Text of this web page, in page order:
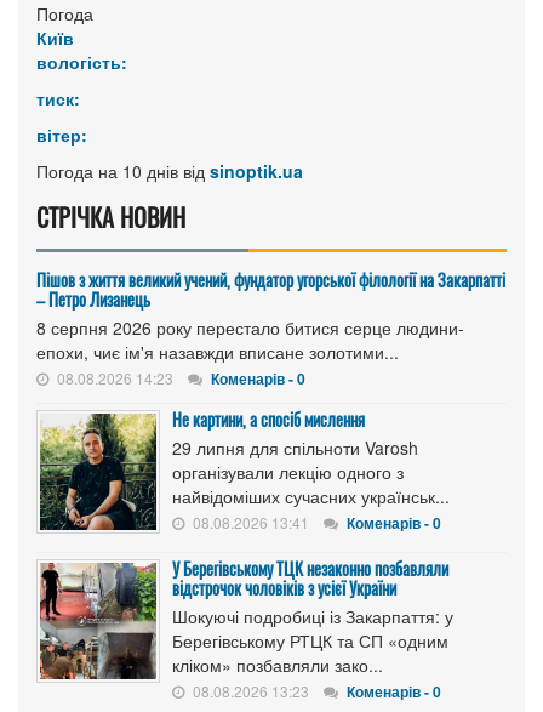
Погода
Київ
вологість:
тиск:
вітер:
Погода на 10 днів від sinoptik.ua
СТРІЧКА НОВИН
Пішов з життя великий учений, фундатор угорської філології на Закарпатті
– Петро Лизанець
8 серпня 2026 року перестало битися серце людини-
епохи, чиє ім'я назавжди вписане золотими...
08.08.2026 14:23 Коменарів - 0
Не картини, а спосіб мислення
29 липня для спільноти Varosh
організували лекцію одного з
найвідоміших сучасних українськ...
08.08.2026 13:41 Коменарів - 0
У Берегівському ТЦК незаконно позбавляли
відстрочок чоловіків з усієї України
Шокуючі подробиці із Закарпаття: у
Берегівському РТЦК та СП «одним
кліком» позбавляли зако...
08.08.2026 13:23 Коменарів - 0